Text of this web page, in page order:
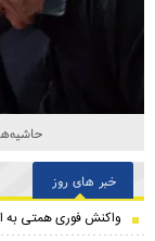
خبر های روز
واکنش فوری همتی به